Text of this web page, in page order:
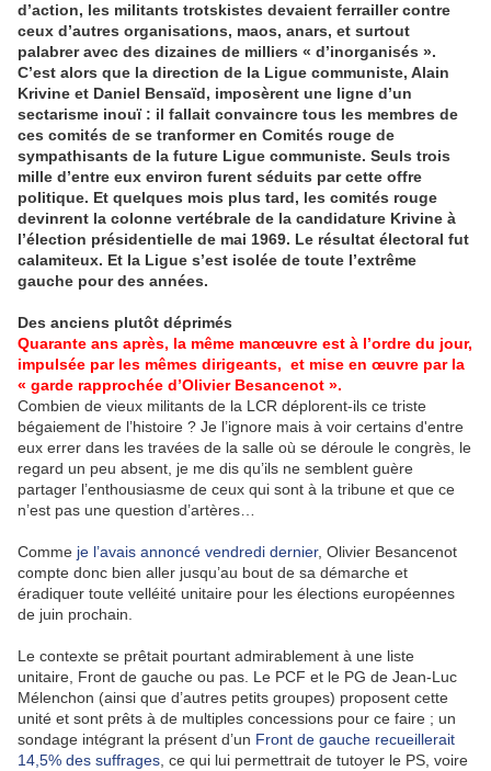
d’action, les militants trotskistes devaient ferrailler contre
ceux d’autres organisations, maos, anars, et surtout
palabrer avec des dizaines de milliers « d’inorganisés ».
C’est alors que la direction de la Ligue communiste, Alain
Krivine et Daniel Bensaïd, imposèrent une ligne d’un
sectarisme inouï : il fallait convaincre tous les membres de
ces comités de se tranformer en Comités rouge de
sympathisants de la future Ligue communiste. Seuls trois
mille d’entre eux environ furent séduits par cette offre
politique. Et quelques mois plus tard, les comités rouge
devinrent la colonne vertébrale de la candidature Krivine à
l’élection présidentielle de mai 1969. Le résultat électoral fut
calamiteux. Et la Ligue s’est isolée de toute l’extrême
gauche pour des années.
Des anciens plutôt déprimés
Quarante ans après, la même manœuvre est à l’ordre du jour,
impulsée par les mêmes dirigeants, et mise en œuvre par la
« garde rapprochée d’Olivier Besancenot ».
Combien de vieux militants de la LCR déplorent-ils ce triste
bégaiement de l’histoire ? Je l’ignore mais à voir certains d'entre
eux errer dans les travées de la salle où se déroule le congrès, le
regard un peu absent, je me dis qu’ils ne semblent guère
partager l’enthousiasme de ceux qui sont à la tribune et que ce
n’est pas une question d’artères…
Comme je l’avais annoncé vendredi dernier, Olivier Besancenot
compte donc bien aller jusqu’au bout de sa démarche et
éradiquer toute velléité unitaire pour les élections européennes
de juin prochain.
Le contexte se prêtait pourtant admirablement à une liste
unitaire, Front de gauche ou pas. Le PCF et le PG de Jean-Luc
Mélenchon (ainsi que d’autres petits groupes) proposent cette
unité et sont prêts à de multiples concessions pour ce faire ; un
sondage intégrant la présent d’un Front de gauche recueillerait
14,5% des suffrages , ce qui lui permettrait de tutoyer le PS, voire